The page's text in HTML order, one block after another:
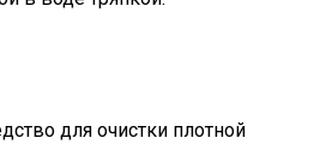
для очистки плотной